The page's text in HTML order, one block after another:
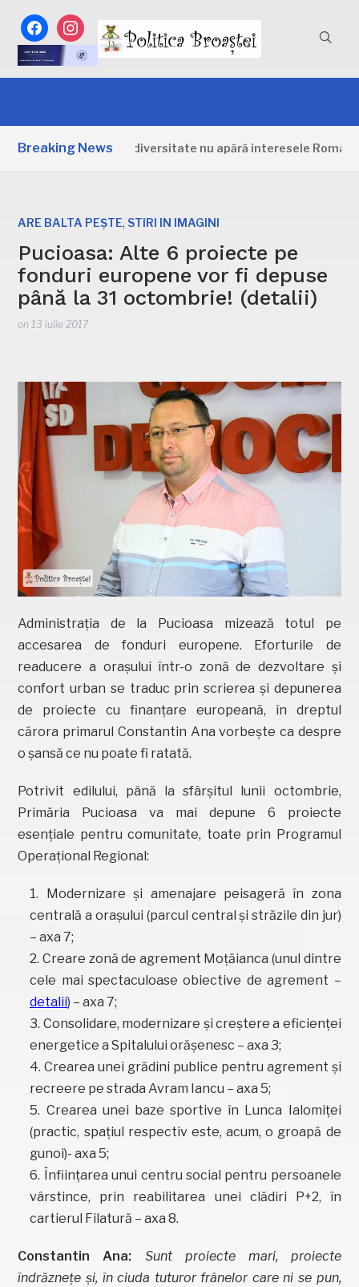
facebookinstagram
Breaking News
pentru biodiversitate nu apără interesele României:
ARE BALTA PEȘTE, STIRI IN IMAGINI
Pucioasa: Alte 6 proiecte pe
fonduri europene vor fi depuse
până la 31 octombrie! (detalii)
on 13 iulie 2017
Administrația de la Pucioasa mizează totul pe
accesarea de fonduri europene. Eforturile de
readucere a orașului într-o zonă de dezvoltare și
confort urban se traduc prin scrierea și depunerea
de proiecte cu finanțare europeană, în dreptul
cărora primarul Constantin Ana vorbește ca despre
o șansă ce nu poate fi ratată.
Potrivit edilului, până la sfârșitul lunii octombrie,
Primăria Pucioasa va mai depune 6 proiecte
esențiale pentru comunitate, toate prin Programul
Operațional Regional:
Modernizare și amenajare peisageră în zona
centrală a orașului (parcul central și străzile din jur)
– axa 7;
Creare zonă de agrement Moțăianca (unul dintre
cele mai spectaculoase obiective de agrement –
detalii) – axa 7;
Consolidare, modernizare și creștere a eficienței
energetice a Spitalului orășenesc – axa 3;
Crearea unei grădini publice pentru agrement și
recreere pe strada Avram Iancu – axa 5;
Crearea unei baze sportive în Lunca Ialomiței
(practic, spațiul respectiv este, acum, o groapă de
gunoi)- axa 5;
Înființarea unui centru social pentru persoanele
vârstince, prin reabilitarea unei clădiri P+2, în
cartierul Filatură – axa 8.
Constantin Ana:
Sunt proiecte mari, proiecte
îndrăznețe și, în ciuda tuturor frânelor care ni se pun,